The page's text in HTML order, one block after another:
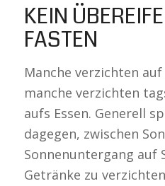
KEIN
FASTEN
Manche verzichten
manche verzichten
aufs Essen. Generell
dagegen, zwischen
Sonnenuntergang auf
Getränke zu